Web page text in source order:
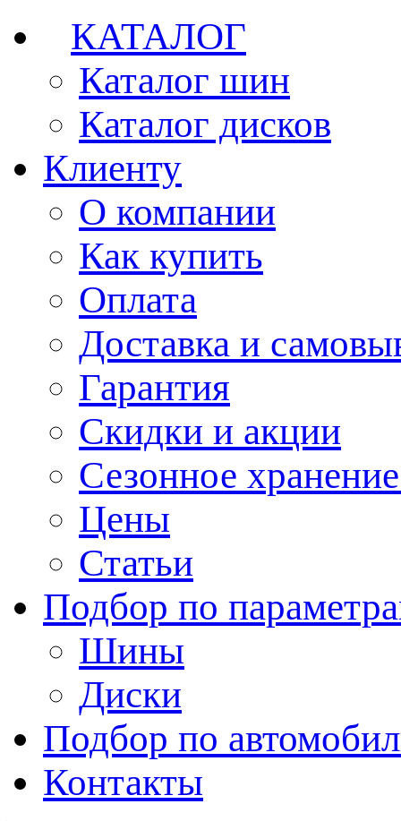
КАТАЛОГ
Каталог шин
Каталог дисков
Клиенту
О компании
Как купить
Оплата
Доставка и
Гарантия
Скидки и акции
Сезонное
Цены
Статьи
Подбор по
Шины
Диски
Подбор по
Контакты